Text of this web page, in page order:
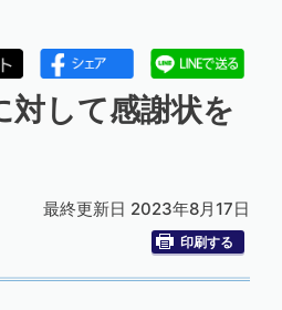
対して感謝状を
最終更新日 2023年8月17日
印刷する